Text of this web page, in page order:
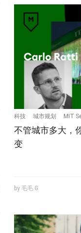
科技 城市规划 MIT
不管城市多大，
变
by 毛毛.G